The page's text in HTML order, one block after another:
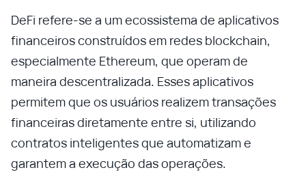
DeFi refere-se a um ecossistema de aplicativos
financeiros construídos em redes blockchain,
especialmente Ethereum, que operam de
maneira descentralizada. Esses aplicativos
permitem que os usuários realizem transações
financeiras diretamente entre si, utilizando
contratos inteligentes que automatizam e
garantem a execução das operações.